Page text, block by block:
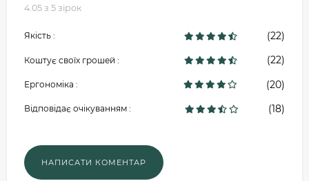
4.05 з 5 зірок
Якість : (22)
Коштує своїх грошей : (22)
Ергономіка : (20)
Відповідає очікуванням : (18)